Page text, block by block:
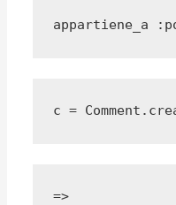
appartiene_a
c =
=>